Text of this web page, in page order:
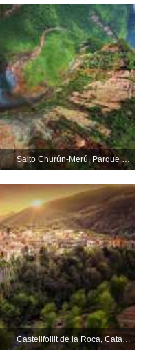
Salto Churún-Merú, Parque Nacional Canaima, Estado Bolívar, Venezuela
Castellfollit de la Roca, Cataluña